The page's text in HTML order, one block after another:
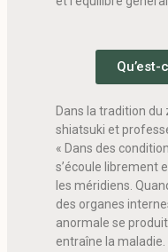
Dans la tradition
shiatsuki et
« Dans des
s’écoule librement
les méridiens.
des organes
anormale se
entraîne la maladie.